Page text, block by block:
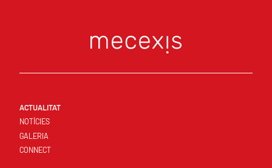
ACTUALITAT
NOTÍCIES
GALERIA
CONNECT